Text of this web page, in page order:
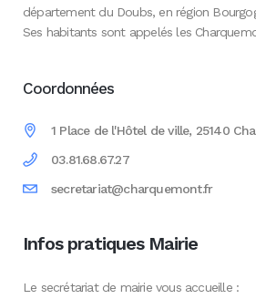
département du Doubs, en région
Ses habitants sont appelés les
Coordonnées
1 Place de l'Hôtel de ville, 25140
03.81.68.67.27
secretariat@charquemont.fr
Infos pratiques Mairie
Le secrétariat de mairie vous accueille :